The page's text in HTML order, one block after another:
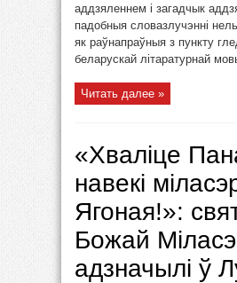
аддзяленнем і загадчык
падобныя словазлучэнні
як раўнапраўныя з пункту
беларускай літаратурнай
Читать далее »
«Хваліце
навекі
Ягоная!»:
Божай
адзначылі ў